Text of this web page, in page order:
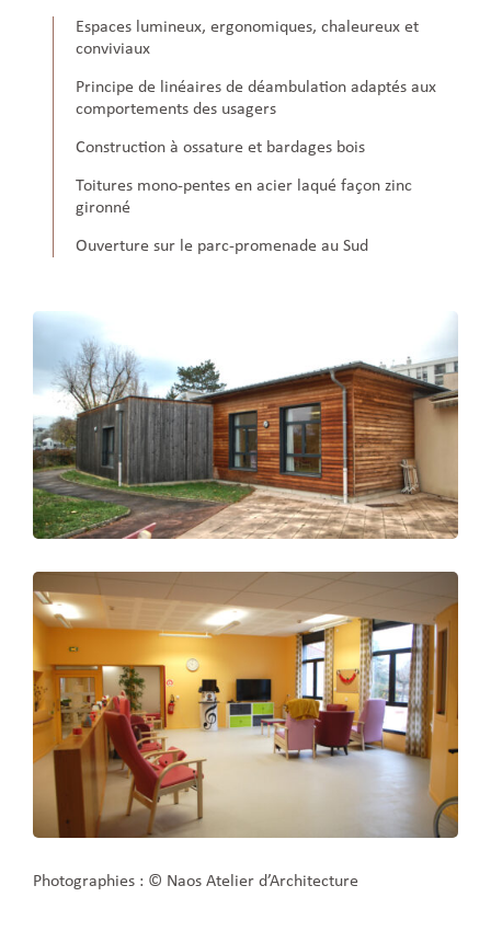
Espaces lumineux, ergonomiques, chaleureux et
conviviaux
Principe de linéaires de déambulation adaptés aux
comportements des usagers
Construction à ossature et bardages bois
Toitures mono-pentes en acier laqué façon zinc
gironné
Ouverture sur le parc-promenade au Sud
Photographies : © Naos Atelier d’Architecture